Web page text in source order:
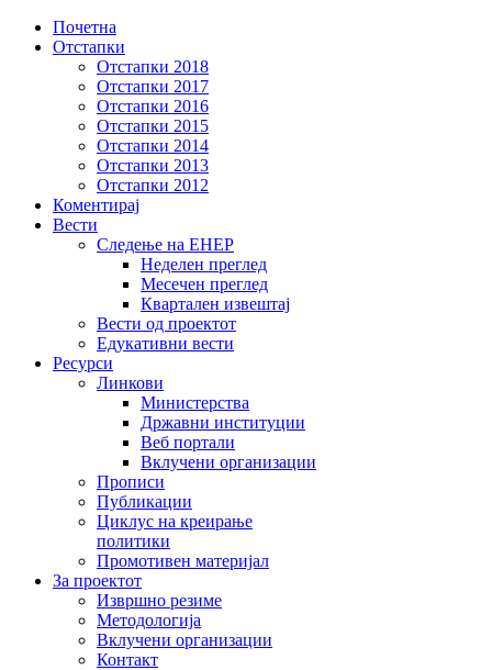
Почетна
Отстапки
Отстапки 2018
Отстапки 2017
Отстапки 2016
Отстапки 2015
Отстапки 2014
Отстапки 2013
Отстапки 2012
Коментирај
Вести
Следење на ЕНЕР
Неделен преглед
Месечен преглед
Квартален извештај
Вести од проектот
Едукативни вести
Ресурси
Линкови
Министерствa
Државни институции
Веб портали
Вклучени организации
Прописи
Публикации
Циклус на креирање
политики
Промотивен материјал
За проектот
Извршно резиме
Методологија
Вклучени организации
Контакт